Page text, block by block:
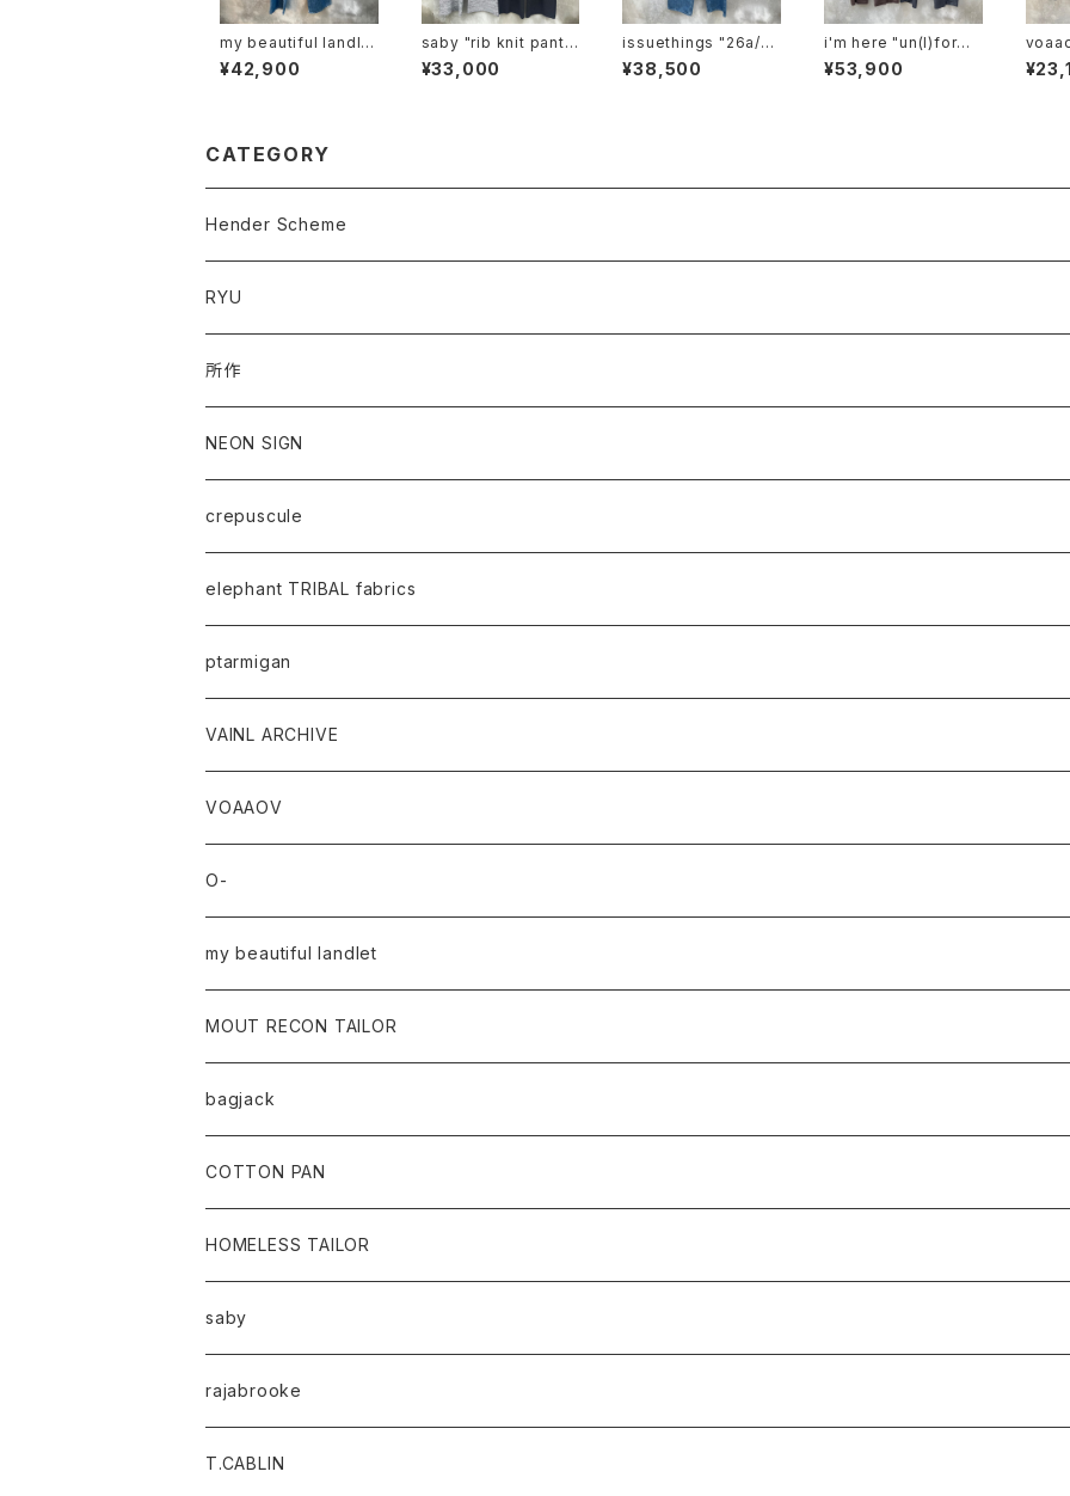
my beautiful landlet
"mbl-wd-denim-pt2
-u"
¥42,900
saby "rib knit pants
6g circular knitting
machines made"
¥33,000
issuethings "26a/10
4-c1-04"type 104
¥38,500
i'm here "un(I)form:
one tuck pants"
¥53,900
CATEGORY
Hender Scheme
RYU
所作
NEON SIGN
crepuscule
elephant TRIBAL fabrics
ptarmigan
VAINL ARCHIVE
VOAAOV
O-
my beautiful landlet
MOUT RECON TAILOR
bagjack
baicyclon by bagjack
COTTON PAN
HOMELESS TAILOR
saby
rajabrooke
T.CABLIN